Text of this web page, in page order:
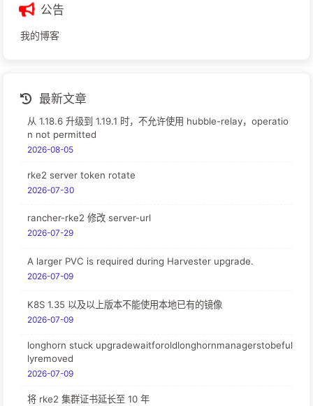
公告
我的博客
最新文章
从 1.18.6 升级到 1.19.1 时，不允许使用 hubble-relay，operatio
n not permitted
2026-08-05
rke2 server token rotate
2026-07-30
rancher-rke2 修改 server-url
2026-07-29
A larger PVC is required during Harvester upgrade.
2026-07-09
K8S 1.35 以及以上版本不能使用本地已有的镜像
2026-07-09
longhorn stuck upgradewaitforoldlonghornmanagerstobeful
lyremoved
2026-07-09
将 rke2 集群证书延长至 10 年